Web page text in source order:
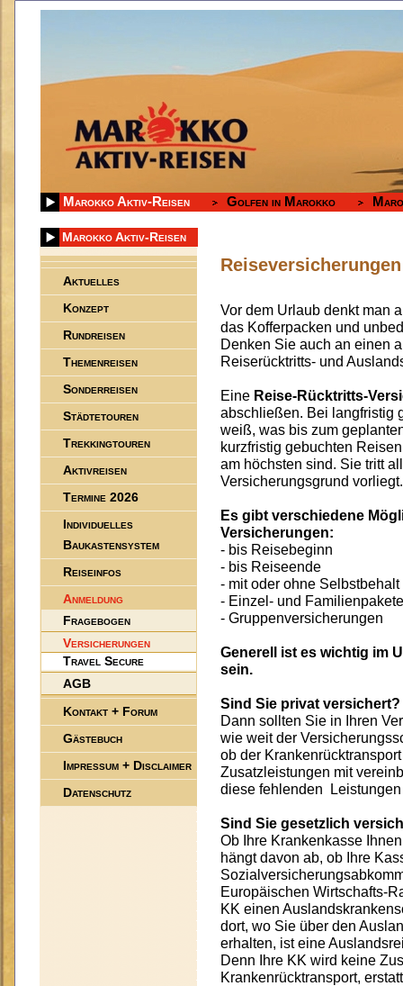
Marokko Aktiv-Reisen Golfen in Marokko
Reiseversicherungen
Vor dem Urlaub denkt man
das Kofferpacken und
Denken Sie auch an einen
Reiserücktritts- und
Eine Reise-Rücktritts-
abschließen. Bei langfristig
weiß, was bis zum
kurzfristig gebuchten
am höchsten sind. Sie tritt
Versicherungsgrund vorliegt.
Es gibt verschiedene
Versicherungen:
- bis Reisebeginn
- bis Reiseende
- mit oder ohne Selbstbehalt
- Einzel- und Familienpakete
- Gruppenversicherungen
Generell ist es wichtig im
sein.
Sind Sie privat versichert?
Dann sollten Sie in Ihren
wie weit der
ob der
Zusatzleistungen mit
diese fehlenden
Sind Sie gesetzlich
Ob Ihre Krankenkasse
hängt davon ab, ob Ihre
Europäischen Wirtschafts-
KK einen
dort, wo Sie über den
erhalten, ist eine
Denn Ihre KK wird keine
Krankenrücktransport,
Marokko Aktiv-Reisen
Aktuelles
Konzept
Rundreisen
Themenreisen
Sonderreisen
Städtetouren
Trekkingtouren
Aktivreisen
Termine 2026
Individuelles
Baukastensystem
Reiseinfos
Anmeldung
Fragebogen
Versicherungen
Travel Secure
AGB
Kontakt + Forum
Gästebuch
Impressum + Disclaimer
Datenschutz